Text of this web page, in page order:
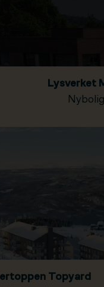
Lysverket
Nybolig
Topyard